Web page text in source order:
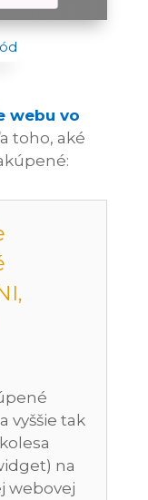
webu vo
toho, aké
vyššie tak
na
webovej